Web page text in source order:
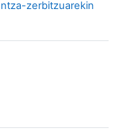
zerbitzuarekin